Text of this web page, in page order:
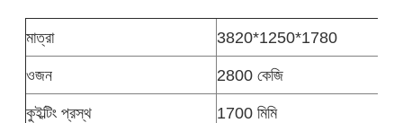
মাত্রা
3820*1250*1780
ওজন
2800 কেজি
কুইল্টিং প্রস্থ
1700 মিমি